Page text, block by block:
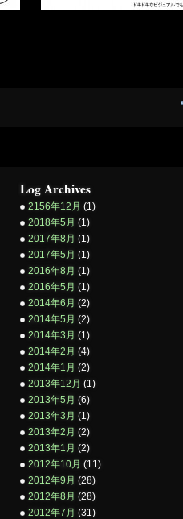
Log Archives
2156年12月 (1)
2018年5月 (1)
2017年8月 (1)
2017年5月 (1)
2016年8月 (1)
2016年5月 (1)
2014年6月 (2)
2014年5月 (2)
2014年3月 (1)
2014年2月 (4)
2014年1月 (2)
2013年12月 (1)
2013年5月 (6)
2013年3月 (1)
2013年2月 (2)
2013年1月 (2)
2012年10月 (11)
2012年9月 (28)
2012年8月 (28)
2012年7月 (31)